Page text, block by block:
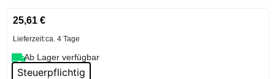
25,61 €
Lieferzeit:ca. 4 Tage
Ab Lager verfügbar
Steuerpflichtig